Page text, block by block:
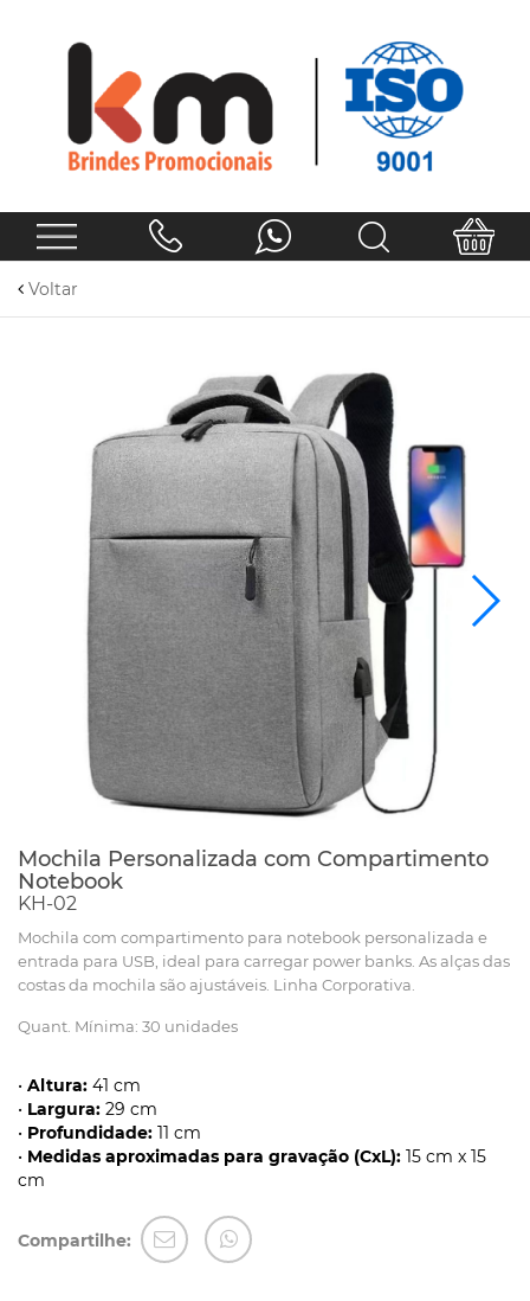
Voltar
Mochila Personalizada com Compartimento
Notebook
KH-02
Mochila com compartimento para notebook personalizada e
entrada para USB, ideal para carregar power banks. As alças das
costas da mochila são ajustáveis. Linha Corporativa.
Quant. Mínima: 30 unidades
• Altura: 41 cm
• Largura: 29 cm
• Profundidade: 11 cm
• Medidas aproximadas para gravação (CxL): 15 cm x 15
cm
Compartilhe: